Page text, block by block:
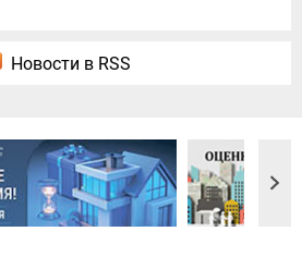
Новости в RSS